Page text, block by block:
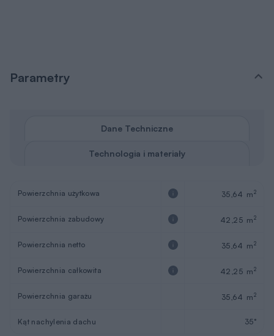
Parametry
Dane Techniczne
Technologia i materiały
Powierzchnia użytkowa 35,64 m2
Powierzchnia zabudowy 42,25 m2
Powierzchnia netto 35,64 m2
Powierzchnia całkowita 42,25 m2
Powierzchnia garażu 35,64 m2
Kąt nachylenia dachu 35°